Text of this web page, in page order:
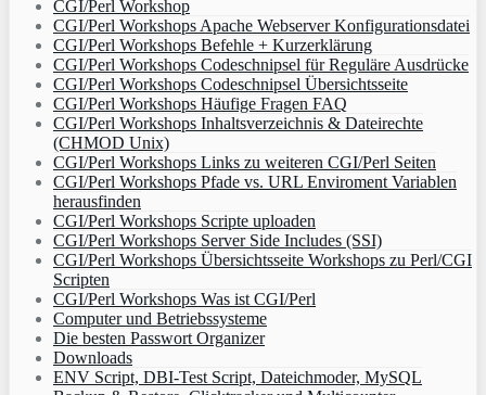
CGI/Perl Workshop
CGI/Perl Workshops Apache Webserver Konfigurationsdatei
CGI/Perl Workshops Befehle + Kurzerklärung
CGI/Perl Workshops Codeschnipsel für Reguläre Ausdrücke
CGI/Perl Workshops Codeschnipsel Übersichtsseite
CGI/Perl Workshops Häufige Fragen FAQ
CGI/Perl Workshops Inhaltsverzeichnis & Dateirechte
(CHMOD Unix)
CGI/Perl Workshops Links zu weiteren CGI/Perl Seiten
CGI/Perl Workshops Pfade vs. URL Enviroment Variablen
herausfinden
CGI/Perl Workshops Scripte uploaden
CGI/Perl Workshops Server Side Includes (SSI)
CGI/Perl Workshops Übersichtsseite Workshops zu Perl/CGI
Scripten
CGI/Perl Workshops Was ist CGI/Perl
Computer und Betriebssysteme
Die besten Passwort Organizer
Downloads
ENV Script, DBI-Test Script, Dateichmoder, MySQL